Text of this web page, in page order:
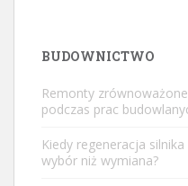
BUDOWNICTWO
Remonty
podczas prac
Kiedy regeneracja
wybór niż wymiana?